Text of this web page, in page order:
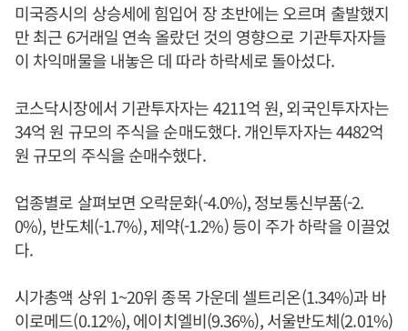
미국증시의 상승세에 힘입어 장 초반에는 오르며 출발했지
만 최근 6거래일 연속 올랐던 것의 영향으로 기관투자자들
이 차익매물을 내놓은 데 따라 하락세로 돌아섰다.
코스닥시장에서 기관투자자는 4211억 원, 외국인투자자는
34억 원 규모의 주식을 순매도했다. 개인투자자는 4482억
원 규모의 주식을 순매수했다.
업종별로 살펴보면 오락문화(-4.0%), 정보통신부품(-2.
0%), 반도체(-1.7%), 제약(-1.2%) 등이 주가 하락을 이끌었
다.
시가총액 상위 1~20위 종목 가운데 셀트리온(1.34%)과 바
이로메드(0.12%), 에이치엘비(9.36%), 서울반도체(2.01%)